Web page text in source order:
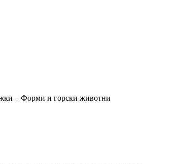
– Форми и горски животни